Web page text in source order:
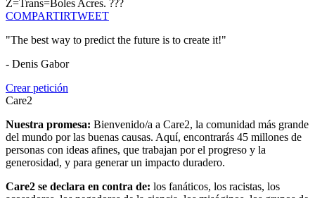
Z=Trans=Boles Acres. ???
COMPARTIRTWEET
"The best way to predict the future is to create it!"
- Denis Gabor
Crear petición
Care2
Nuestra promesa: Bienvenido/a a Care2, la comunidad más grande
del mundo por las buenas causas. Aquí, encontrarás 45 millones de
personas con ideas afines, que trabajan por el progreso y la
generosidad, y para generar un impacto duradero.
Care2 se declara en contra de: los fanáticos, los racistas, los